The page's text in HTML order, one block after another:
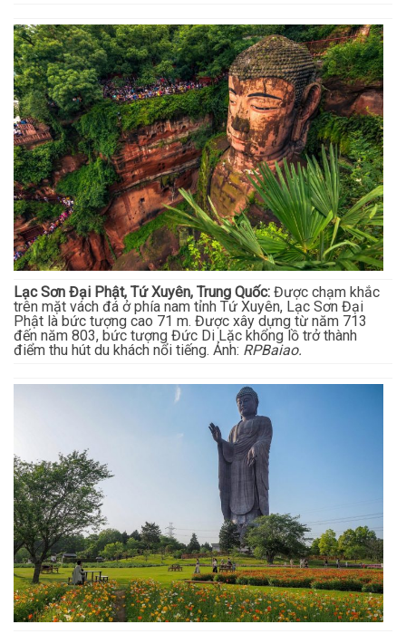
Lạc Sơn Đại Phật, Tứ Xuyên, Trung Quốc: Được chạm khắc
trên mặt vách đá ở phía nam tỉnh Tứ Xuyên, Lạc Sơn Đại
Phật là bức tượng cao 71 m. Được xây dựng từ năm 713
đến năm 803, bức tượng Đức Di Lặc khổng lồ trở thành
điểm thu hút du khách nổi tiếng. Ảnh: RPBaiao.